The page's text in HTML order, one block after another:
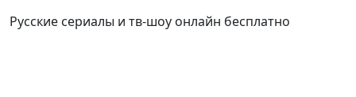
Русские сериалы и тв-шоу онлайн бесплатно